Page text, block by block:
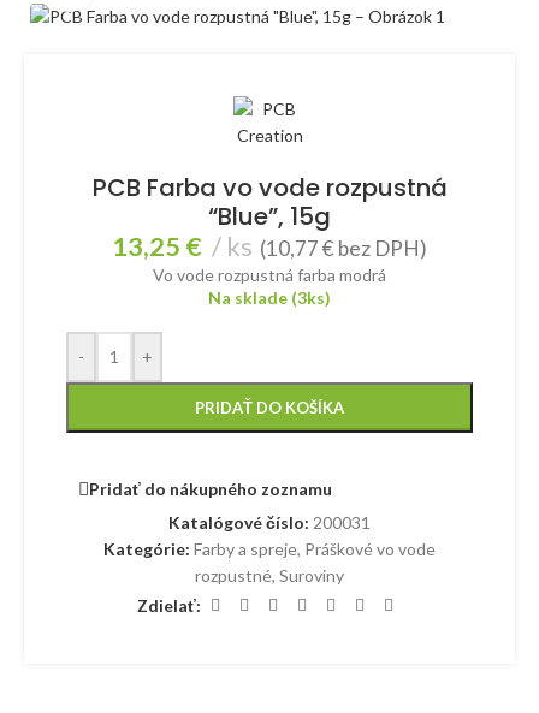
PCB Farba vo vode rozpustná
“Blue”, 15g
13,25 € ks (10,77€ bez DPH)
Vo vode rozpustná farba modrá
Na sklade (3ks)
- +
PRIDAŤ DO KOŠÍKA
Pridať do nákupného zoznamu
Katalógové číslo: 200031
Kategórie: Farby a spreje, Práškové vo vode
rozpustné, Suroviny
Zdielať: